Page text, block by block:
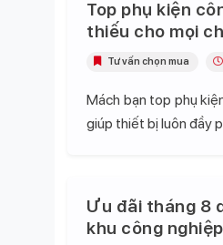
Top phụ kiện
thiếu cho mọi
Mách bạn top phụ
giúp thiết bị luôn đầy
Tư vấn chọn mua
Ưu đãi tháng 8
khu công nghiệp